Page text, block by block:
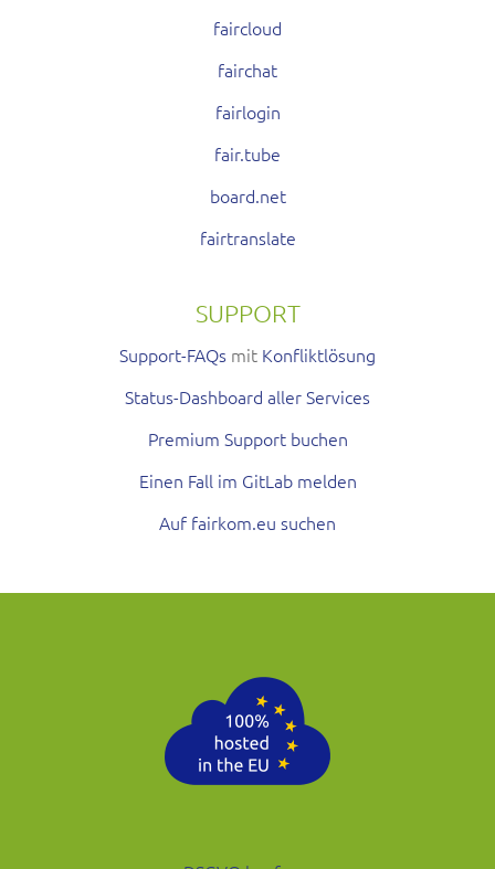
faircloud
fairchat
fairlogin
fair.tube
board.net
fairtranslate
SUPPORT
Support-FAQs mit Konfliktlösung
Status-Dashboard aller Services
Premium Support buchen
Einen Fall im GitLab melden
Auf fairkom.eu suchen